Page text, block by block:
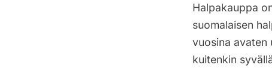
Halpakauppa
suomalaisen
vuosina avaten
kuitenkin